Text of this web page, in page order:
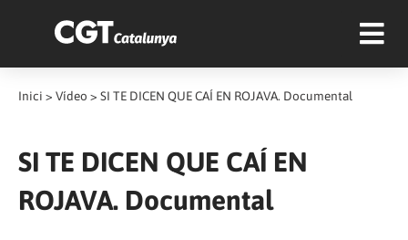
Inici > Vídeo > SI TE DICEN QUE CAÍ EN ROJAVA. Documental
SI TE DICEN QUE CAÍ EN
ROJAVA. Documental